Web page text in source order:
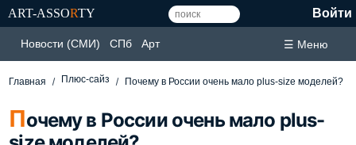
ART-ASSORTY Войти
Новости (СМИ) СПб Арт ☰ Меню
Главная Плюс-сайз Почему в России очень мало plus-size моделей?
Почему в России очень мало plus-